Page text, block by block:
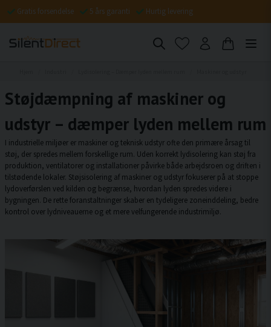
Gratis forsendelse 5 års garanti Hurtig levering
Støjdæmpning af maskiner og
udstyr – dæmper lyden mellem rum
I industrielle miljøer er maskiner og teknisk udstyr ofte den primære årsag til
støj, der spredes mellem forskellige rum. Uden korrekt lydisolering kan støj fra
produktion, ventilatorer og installationer påvirke både arbejdsroen og driften i
tilstødende lokaler. Støjsisolering af maskiner og udstyr fokuserer på at stoppe
lydoverførslen ved kilden og begrænse, hvordan lyden spredes videre i
bygningen. De rette foranstaltninger skaber en tydeligere zoneinddeling, bedre
kontrol over lydniveauerne og et mere velfungerende industrimiljø.